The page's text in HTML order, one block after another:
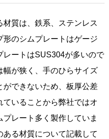
質は、鉄系、ステンレス
のシムプレートはゲージ
レートはSUS304が多いので
幅が狭く、手のひらサイズ
できないため、板厚公差
いることから弊社ではオ
レート多く製作していま
る材質について記載して